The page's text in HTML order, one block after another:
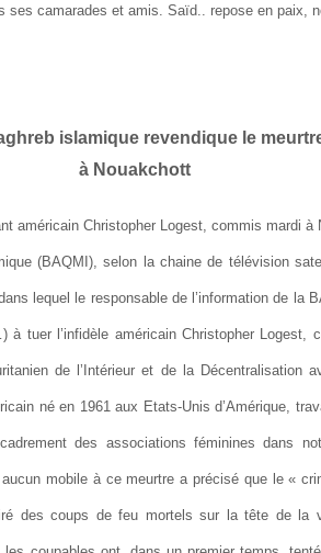
camarades et amis. Saïd.. repose en paix,
islamique revendique le
à Nouakchott
américain Christopher Logest, commis mardi
(BAQMI), selon la chaine de télévision
lequel le responsable de l’information de la
tuer l’infidèle américain Christopher Logest,
de l’Intérieur et de la Décentralisation
né en 1961 aux Etats-Unis d’Amérique,
des associations féminines dans
mobile à ce meurtre a précisé que le «
des coups de feu mortels sur la tête de la